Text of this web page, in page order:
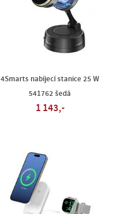
4Smarts nabíjecí stanice 25 W
541762 šedá
1 143,-